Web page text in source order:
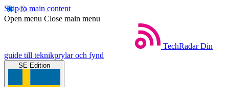
Skip to main content
Open menu Close main menu
TechRadar Din
guide till teknikprylar och fynd
SE Edition